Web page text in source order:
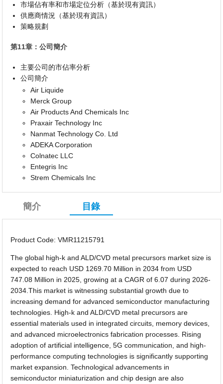
市場佔有率和市場定位分析（基於現有資訊）
供應商情況（基於現有資訊）
策略規劃
第11章：公司簡介
主要公司的市佔率分析
公司簡介
Air Liquide
Merck Group
Air Products And Chemicals Inc
Praxair Technology Inc
Nanmat Technology Co. Ltd
ADEKA Corporation
Colnatec LLC
Entegris Inc
Strem Chemicals Inc
簡介 目錄
Product Code: VMR11215791
The global high-k and ALD/CVD metal precursors market size is
expected to reach USD 1269.70 Million in 2034 from USD
747.08 Million in 2025, growing at a CAGR of 6.07 during 2026-
2034.This market is witnessing substantial growth due to
increasing demand for advanced semiconductor manufacturing
technologies. High-k and ALD/CVD metal precursors are
essential materials used in integrated circuits, memory devices,
and advanced microelectronics fabrication processes. Rising
adoption of artificial intelligence, 5G communication, and high-
performance computing technologies is significantly supporting
market expansion. Technological advancements in
semiconductor miniaturization and chip design are also